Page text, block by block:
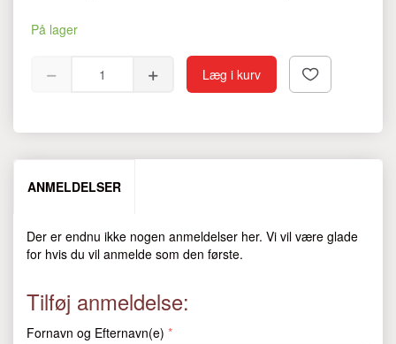
På lager
Læg i kurv
ANMELDELSER
Der er endnu ikke nogen anmeldelser her. Vi vil være glade
for hvis du vil anmelde som den første.
Tilføj anmeldelse:
Fornavn og Efternavn(e)